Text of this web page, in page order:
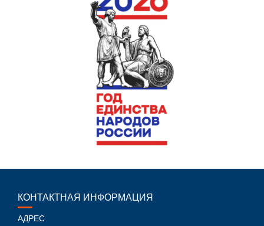
КОНТАКТНАЯ ИНФОРМАЦИЯ
АДРЕС